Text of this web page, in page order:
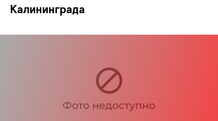
Калининграда